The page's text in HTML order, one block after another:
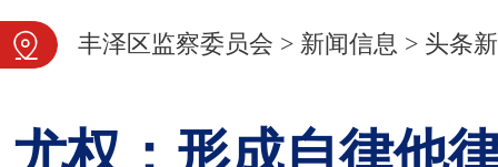
图片新闻
丰泽区监察委员会 > 新闻信息 > 头条
尤权：形成自律他